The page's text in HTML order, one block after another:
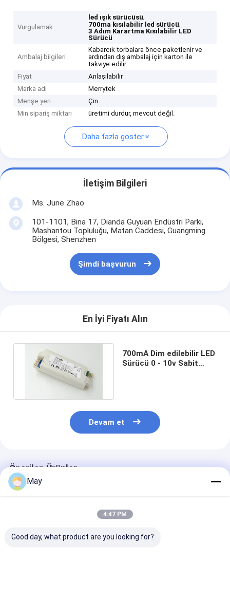
Vurgulamak
led ışık sürücüsü,
700ma kısılabilir led sürücü,
3 Adım Karartma Kısılabilir LED
Sürücü
Ambalaj bilgileri
Kabarcık torbalara önce paketlenir ve
ardından dış ambalaj için karton ile
takviye edilir
Fiyat
Anlaşılabilir
Marka adı
Merrytek
Menşe yeri
Çin
Min sipariş miktarı
üretimi durdur, mevcut değil.
Daha fazla göster
İletişim Bilgileri
Ms. June Zhao
101-1101, Bina 17, Dianda Guyuan Endüstri Parkı,
Mashantou Topluluğu, Matan Caddesi, Guangming
Bölgesi, Shenzhen
Şimdi başvurun
En İyi Fiyatı Alın
700mA Dim edilebilir LED
Sürücü 0 - 10v Sabit
Devam et
Önerilen Ürünler
May
4:47 PM
Good day, what product are you looking for?